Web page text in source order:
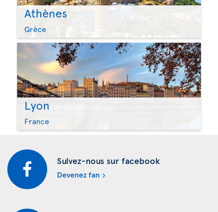
Athènes
Grèce
Lyon
France
Suivez-nous sur facebook
Devenez fan